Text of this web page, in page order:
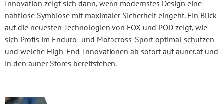
Innovation zeigt sich dann, wenn modernstes Design eine
nahtlose Symbiose mit maximaler Sicherheit eingeht. Ein Blick
auf die neuesten Technologien von FOX und POD zeigt, wie
sich Profis im Enduro- und Motocross-Sport optimal schützen
und welche High-End-Innovationen ab sofort auf auner.at und
in den auner Stores bereitstehen.